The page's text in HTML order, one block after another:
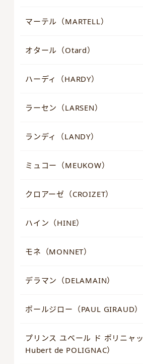
マーテル（MARTELL）
オタール（Otard）
ハーディ（HARDY）
ラーセン（LARSEN）
ランディ（LANDY）
ミュコー（MEUKOW）
クロアーゼ（CROIZET）
ハイン（HINE）
モネ（MONNET）
デラマン（DELAMAIN）
ポールジロー（PAUL GIRAUD）
プリンス ユベール ド ポリニャ
Hubert de POLIGNAC）